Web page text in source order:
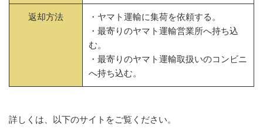
返却方法
・ヤマト運輸に集荷を依頼する。
・最寄りのヤマト運輸営業所へ持ち込
む。
・最寄りのヤマト運輸取扱いのコンビニ
へ持ち込む。
詳しくは、以下のサイトをご覧ください。